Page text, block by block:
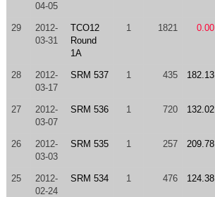
04-05
29
2012-
03-31
TCO12
Round
1A
1 1821 0.00
28
2012-
03-17
SRM 537 1 435 182.13
27
2012-
03-07
SRM 536 1 720 132.02
26
2012-
03-03
SRM 535 1 257 209.78
25
2012-
02-24
SRM 534 1 476 124.38